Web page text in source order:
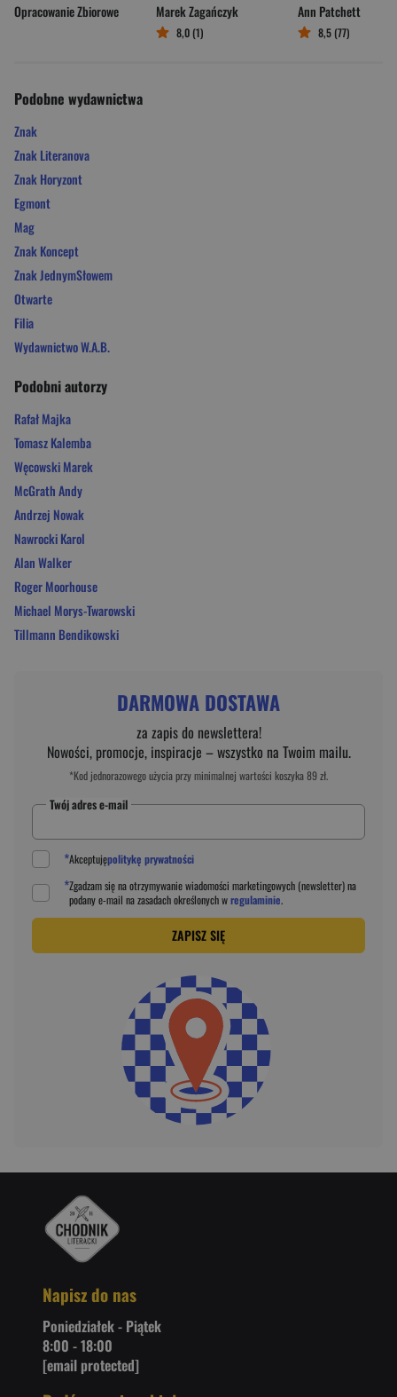
Opracowanie Zbiorowe
Marek Zagańczyk
8,0 (1)
Ann Patchett
8,5 (77)
Podobne wydawnictwa
Znak
Znak Literanova
Znak Horyzont
Egmont
Mag
Znak Koncept
Znak JednymSłowem
Otwarte
Filia
Wydawnictwo W.A.B.
Podobni autorzy
Rafał Majka
Tomasz Kalemba
Węcowski Marek
McGrath Andy
Andrzej Nowak
Nawrocki Karol
Alan Walker
Roger Moorhouse
Michael Morys-Twarowski
Tillmann Bendikowski
DARMOWA DOSTAWA
za zapis do newslettera!
Nowości, promocje, inspiracje – wszystko na Twoim mailu.
*Kod jednorazowego użycia przy minimalnej wartości koszyka 89 zł.
Twój adres e-mail
*Akceptujępolitykę prywatności
*Zgadzam się na otrzymywanie wiadomości marketingowych (newsletter) na
podanye-mail na zasadach określonych wregulaminie.
ZAPISZ SIĘ
Napisz do nas
Poniedziałek - Piątek
8:00 - 18:00
[email protected]